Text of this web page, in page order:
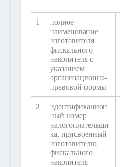
1
полное
наименование
изготовителя
фискального
накопителя с
указанием
организационно-
правовой формы
2
идентификацион
ный номер
налогоплательщи
ка, присвоенный
изготовителю
фискального
накопителя